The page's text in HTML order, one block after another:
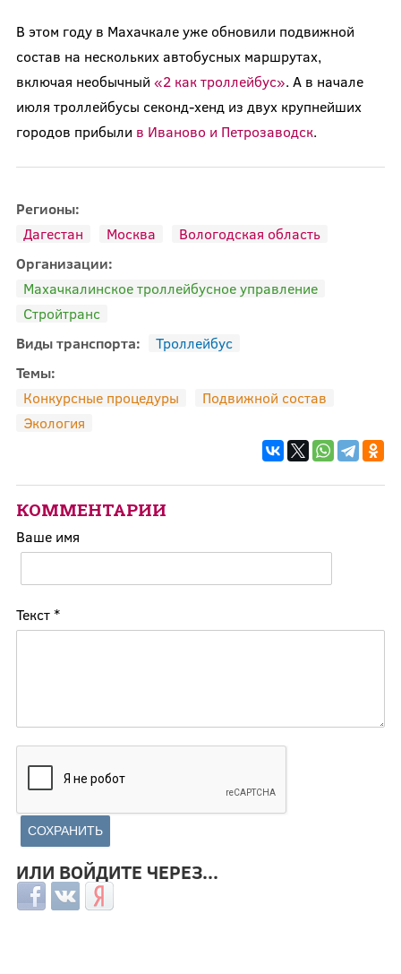
В этом году в Махачкале уже обновили подвижной
состав на нескольких автобусных маршрутах,
включая необычный «2 как троллейбус». А в начале
июля троллейбусы секонд-хенд из двух крупнейших
городов прибыли в Иваново и Петрозаводск.
Регионы:
Дагестан
Москва
Вологодская область
Организации:
Махачкалинское троллейбусное управление
Стройтранс
Виды транспорта:
Троллейбус
Темы:
Конкурсные процедуры
Подвижной состав
Экология
КОММЕНТАРИИ
Ваше имя
Текст *
ИЛИ ВОЙДИТЕ ЧЕРЕЗ...
Login with Facebook
Login with ВКонтакте
Login with Яндекс